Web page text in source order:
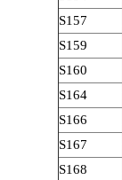
S157
S159
S160
S164
S166
S167
S168